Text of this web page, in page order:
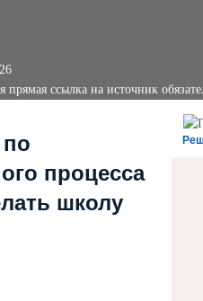
ссылка на источник
процесса
школу